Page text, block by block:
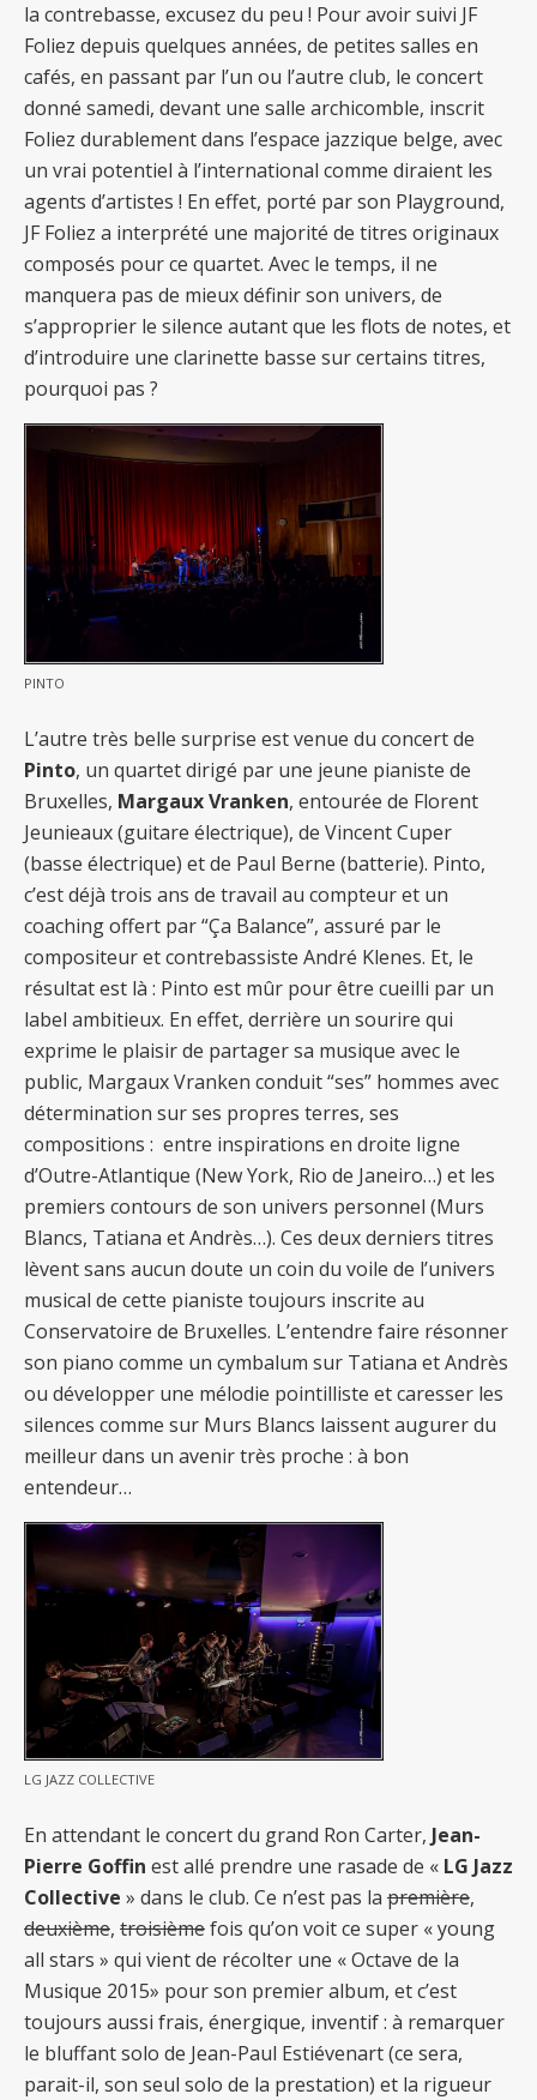
la contrebasse, excusez du peu ! Pour avoir suivi JF
Foliez depuis quelques années, de petites salles en
cafés, en passant par l’un ou l’autre club, le concert
donné samedi, devant une salle archicomble, inscrit
Foliez durablement dans l’espace jazzique belge, avec
un vrai potentiel à l’international comme diraient les
agents d’artistes ! En effet, porté par son Playground,
JF Foliez a interprété une majorité de titres originaux
composés pour ce quartet. Avec le temps, il ne
manquera pas de mieux définir son univers, de
s’approprier le silence autant que les flots de notes, et
d’introduire une clarinette basse sur certains titres,
pourquoi pas ?
PINTO
L’autre très belle surprise est venue du concert de
Pinto, un quartet dirigé par une jeune pianiste de
Bruxelles, Margaux Vranken, entourée de Florent
Jeunieaux (guitare électrique), de Vincent Cuper
(basse électrique) et de Paul Berne (batterie). Pinto,
c’est déjà trois ans de travail au compteur et un
coaching offert par “Ça Balance”, assuré par le
compositeur et contrebassiste André Klenes. Et, le
résultat est là : Pinto est mûr pour être cueilli par un
label ambitieux. En effet, derrière un sourire qui
exprime le plaisir de partager sa musique avec le
public, Margaux Vranken conduit “ses” hommes avec
détermination sur ses propres terres, ses
compositions : entre inspirations en droite ligne
d’Outre-Atlantique (New York, Rio de Janeiro…) et les
premiers contours de son univers personnel (Murs
Blancs, Tatiana et Andrès…). Ces deux derniers titres
lèvent sans aucun doute un coin du voile de l’univers
musical de cette pianiste toujours inscrite au
Conservatoire de Bruxelles. L’entendre faire résonner
son piano comme un cymbalum sur Tatiana et Andrès
ou développer une mélodie pointilliste et caresser les
silences comme sur Murs Blancs laissent augurer du
meilleur dans un avenir très proche : à bon
entendeur…
LG JAZZ COLLECTIVE
En attendant le concert du grand Ron Carter, Jean-
Pierre Goffin est allé prendre une rasade de « LG Jazz
Collective » dans le club. Ce n’est pas la première,
deuxième, troisièmefois qu’on voit ce super « young
all stars » qui vient de récolter une « Octave de la
Musique 2015» pour son premier album, et c’est
toujours aussi frais, énergique, inventif : à remarquer
le bluffant solo de Jean-Paul Estiévenart (ce sera,
parait-il, son seul solo de la prestation) et la rigueur